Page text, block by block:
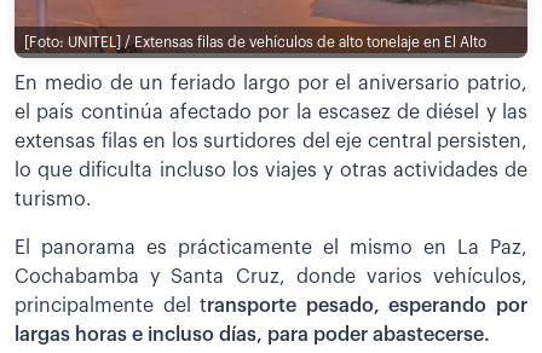
[Foto: UNITEL] / Extensas filas de vehículos de alto tonelaje en El Alto
En medio de un feriado largo por el aniversario patrio,
el país continúa afectado por la escasez de diésel y las
extensas filas en los surtidores del eje central persisten,
lo que dificulta incluso los viajes y otras actividades de
turismo.
El panorama es prácticamente el mismo en La Paz,
Cochabamba y Santa Cruz, donde varios vehículos,
principalmente del transporte pesado, esperando por
largas horas e incluso días, para poder abastecerse.